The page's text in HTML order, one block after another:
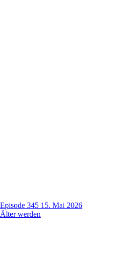
Episode 345 15. Mai 2026
Älter werden